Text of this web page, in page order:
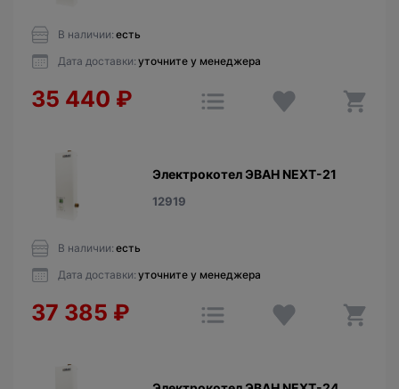
В наличии: есть
Дата доставки: уточните у менеджера
35 440 ₽
Электрокотел ЭВАН NEXT-21
12919
В наличии: есть
Дата доставки: уточните у менеджера
37 385 ₽